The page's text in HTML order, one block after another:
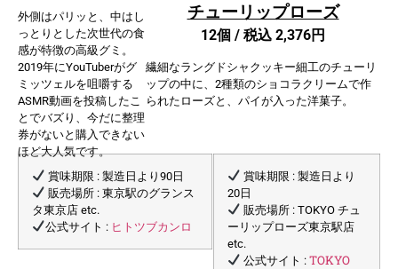
外側はパリッと、中はし
っとりとした次世代の食
感が特徴の高級グミ。
2019年にYouTuberがグ
ミッツェルを咀嚼する
ASMR動画を投稿したこ
とでバズり、今だに整理
券がないと購入できない
ほど大人気です。
チューリップローズ
12個 / 税込 2,376円
繊細なラングドシャクッキー細工のチューリ
ップの中に、2種類のショコラクリームで作
られたローズと、パイが入った洋菓子。
賞味期限 : 製造日より90日
販売場所 : 東京駅のグランス
タ東京店 etc.
公式サイト : ヒトツブカンロ
賞味期限 : 製造日より
20日
販売場所 : TOKYO チュ
ーリップローズ東京駅店
etc.
公式サイト : TOKYO